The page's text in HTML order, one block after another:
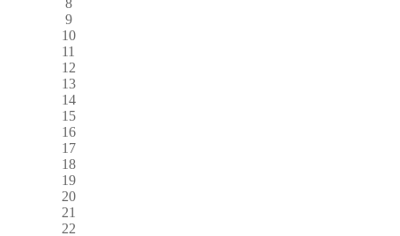
9
10
11
12
13
14
15
16
17
18
19
20
21
22